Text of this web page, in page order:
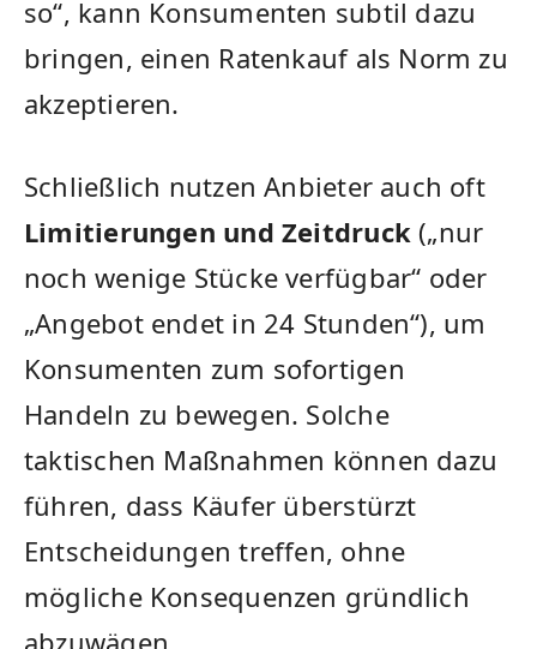
so“, kann Konsumenten subtil dazu
bringen, einen Ratenkauf als Norm zu
akzeptieren.
Schließlich nutzen Anbieter auch oft
Limitierungen und Zeitdruck („nur
noch wenige Stücke verfügbar“ oder
„Angebot endet in 24 Stunden“), um
Konsumenten zum sofortigen
Handeln zu bewegen. Solche
taktischen Maßnahmen können dazu
führen, dass Käufer überstürzt
Entscheidungen treffen, ohne
mögliche Konsequenzen gründlich
abzuwägen.